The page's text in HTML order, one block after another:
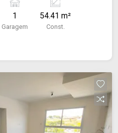
de serviço com
1 carro. Acabamento:
e piso frio. O
coletiva.
1
Garagem
54.41 m²
Const.